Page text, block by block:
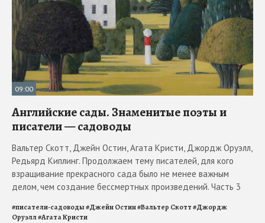
09:00
Английские сады. Знаменитые поэты и
писатели — садоводы
Вальтер Скотт, Джейн Остин, Агата Кристи, Джордж Оруэлл,
Редьярд Киплинг. Продолжаем тему писателей, для кого
взращивание прекрасного сада было не менее важным
делом, чем создание бессмертных произведений. Часть 3
#писатели-садоводы#Джейн Остин#Вальтер Скотт#Джордж
Оруэлл#Агата Кристи